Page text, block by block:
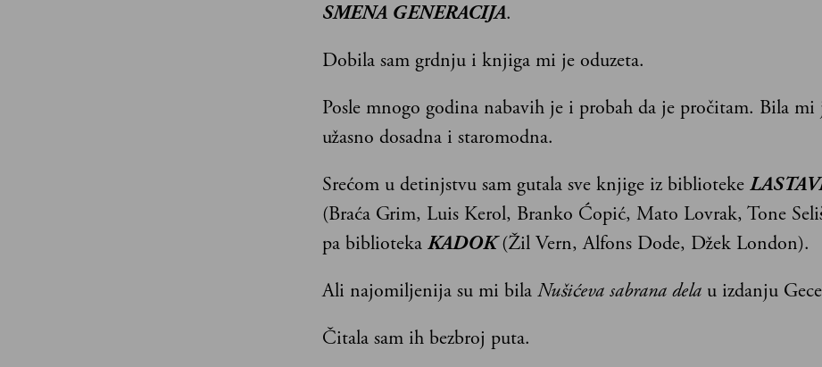
SMENA GENERACIJA.
Dobila sam grdnju i knjiga mi je oduzeta.
Posle mnogo godina nabavih je i probah da je pročitam. Bila mi
užasno dosadna i staromodna.
Srećom u detinjstvu sam gutala sve knjige iz biblioteke
(Braća Grim, Luis Kerol, Branko Ćopić, Mato Lovrak, Tone
pa biblioteka KADOK(Žil Vern, Alfons Dode, Džek London).
Ali najomiljenija su mi bila Nušićeva sabrana delau izdanju
Čitala sam ih bezbroj puta.